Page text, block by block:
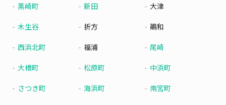
黒崎町 新田 大津
木生谷 折方 鷆和
西浜北町 福浦 尾崎
大橋町 松原町 中浜町
さつき町 海浜町 南宮町